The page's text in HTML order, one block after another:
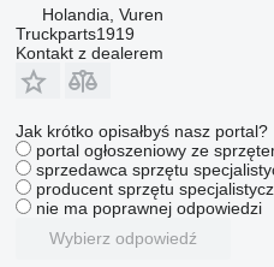
Holandia, Vuren
Truckparts1919
Kontakt z dealerem
Jak krótko opisałbyś nasz portal?
portal ogłoszeniowy ze
sprzedawca sprzętu
producent sprzętu
nie ma poprawnej odpowiedzi
Wybierz odpowiedź